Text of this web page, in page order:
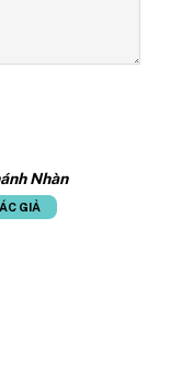
Nhàn
GIẢ